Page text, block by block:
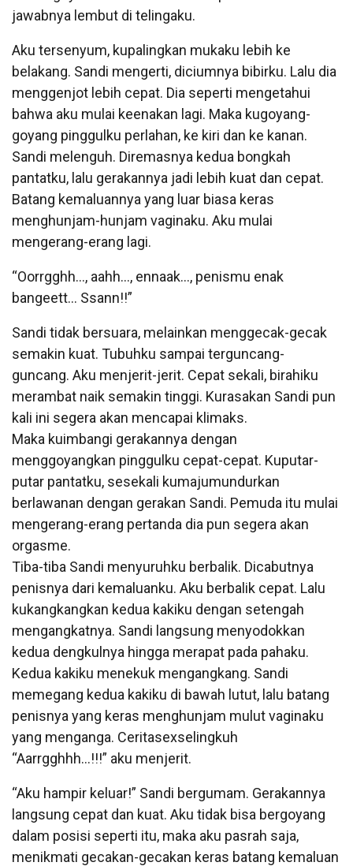
jawabnya lembut di telingaku.
Aku tersenyum, kupalingkan mukaku lebih ke
belakang. Sandi mengerti, diciumnya bibirku. Lalu dia
menggenjot lebih cepat. Dia seperti mengetahui
bahwa aku mulai keenakan lagi. Maka kugoyang-
goyang pinggulku perlahan, ke kiri dan ke kanan.
Sandi melenguh. Diremasnya kedua bongkah
pantatku, lalu gerakannya jadi lebih kuat dan cepat.
Batang kemaluannya yang luar biasa keras
menghunjam-hunjam vaginaku. Aku mulai
mengerang-erang lagi.
“Oorrgghh…, aahh…, ennaak…, penismu enak
bangeett… Ssann!!”
Sandi tidak bersuara, melainkan menggecak-gecak
semakin kuat. Tubuhku sampai terguncang-
guncang. Aku menjerit-jerit. Cepat sekali, birahiku
merambat naik semakin tinggi. Kurasakan Sandi pun
kali ini segera akan mencapai klimaks.
Maka kuimbangi gerakannya dengan
menggoyangkan pinggulku cepat-cepat. Kuputar-
putar pantatku, sesekali kumajumundurkan
berlawanan dengan gerakan Sandi. Pemuda itu mulai
mengerang-erang pertanda dia pun segera akan
orgasme.
Tiba-tiba Sandi menyuruhku berbalik. Dicabutnya
penisnya dari kemaluanku. Aku berbalik cepat. Lalu
kukangkangkan kedua kakiku dengan setengah
mengangkatnya. Sandi langsung menyodokkan
kedua dengkulnya hingga merapat pada pahaku.
Kedua kakiku menekuk mengangkang. Sandi
memegang kedua kakiku di bawah lutut, lalu batang
penisnya yang keras menghunjam mulut vaginaku
yang menganga. Ceritasexselingkuh
“Aarrgghhh…!!!” aku menjerit.
“Aku hampir keluar!” Sandi bergumam. Gerakannya
langsung cepat dan kuat. Aku tidak bisa bergoyang
dalam posisi seperti itu, maka aku pasrah saja,
menikmati gecakan-gecakan keras batang kemaluan